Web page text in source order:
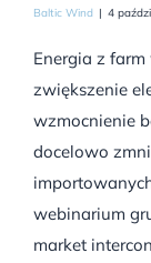
Baltic Wind | 4
Energia z
zwiększenie
wzmocnienie
docelowo
webinarium
market